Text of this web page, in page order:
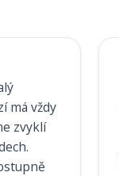
má vždy
zvyklí